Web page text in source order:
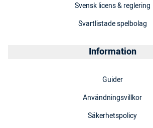
Svensk licens & reglering
Svartlistade spelbolag
Information
Guider
Användningsvillkor
Säkerhetspolicy